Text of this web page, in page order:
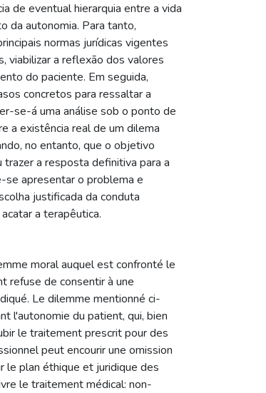
de eventual hierarquia entre a vida
da autonomia. Para tanto,
normas jurídicas vigentes
viabilizar a reflexão dos valores
do paciente. Em seguida,
concretos para ressaltar a
se-á uma análise sob o ponto de
a existência real de um dilema
no entanto, que o objetivo
a resposta definitiva para a
apresentar o problema e
justificada da conduta
a terapêutica.
moral auquel est confronté le
refuse de consentir à une
Le dilemme mentionné ci-
l'autonomie du patient, qui, bien
le traitement prescrit pour des
peut encourir une omission
plan éthique et juridique des
le traitement médical: non-